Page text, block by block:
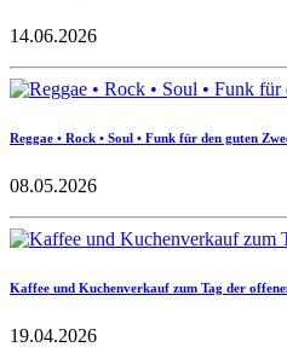
14.06.2026
Reggae • Rock • Soul • Funk für den guten
08.05.2026
Kaffee und Kuchenverkauf zum Tag der
19.04.2026